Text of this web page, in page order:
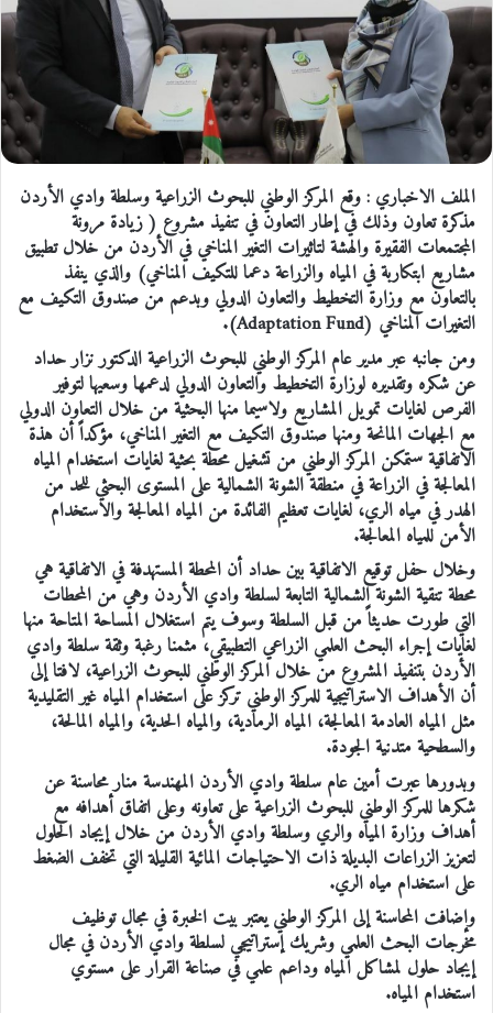
الملف الاخباري : وقع المركز الوطني للبحوث الزراعية وسلطة وادي الأردن
مذكرة تعاون وذلك في إطار التعاون في تنفيذ مشروع ( زيادة مرونة
المجتمعات الفقيرة والهشة لتاثيرات التغير المناخي في الأردن من خلال تطبيق
مشاريع ابتكاربة في المياه والزراعة دعما للتكيف المناخي) والذي ينفذ
بالتعاون مع وزارة التخطيط والتعاون الدولي وبدعم من صندوق التكيف مع
التغيرات المناخي (Adaptation Fund).
ومن جانبه عبر مدير عام المركز الوطني للبحوث الزراعية الدكتور نزار حداد
عن شكره وتقديره لوزارة التخطيط والتعاون الدولي لدعمها وسعيها لتوفير
الفرص لغايات تمويل المشاريع ولاسيما منها البحثية من خلال التعاون الدولي
مع الجهات المانحة ومنها صندوق التكيف مع التغير المناخي، مؤكداً أن هذة
الاتفاقية ستمكن المركز الوطني من تشغيل محطة بحثية لغايات استخدام المياه
المعالجة في الزراعة في منطقة الشونة الشمالية على المستوى البحثي للحد من
الهدر في مياه الري، لغايات تعظيم الفائدة من المياه المعالجة والاستخدام
الأمن للمياه المعالجة.
وخلال حفل توقيع الاتفاقية بين حداد أن المحطة المستهدفة في الاتفاقية هي
محطة تنقية الشونة الشمالية التابعة لسلطة وادي الأردن وهي من المحطات
التي طورت حديثاً من قبل السلطة وسوف يتم استغلال المساحة المتاحة منها
لغايات إجراء البحث العلمي الزراعي التطبيقي، مثمنا رغبة وثقة سلطة وادي
الأردن بتنفيذ المشروع من خلال المركز الوطني للبحوث الزراعية، لافتا إلى
أن الأهداف الاستراتيجية للمركز الوطني تركز على استخدام المياه غير التقليدية
مثل المياه العادمة المعالجة، المياه الرمادية، والمياه الحدية، والمياه المالحة،
والسطحية متدنية الجودة.
وبدورها عبرت أمين عام سلطة وادي الأردن المهندسة منار محاسنة عن
شكرها للمركز الوطني للبحوث الزراعية على تعاونه وعلى اتفاق أهدافه مع
أهداف وزارة المياه والري وسلطة وادي الأردن من خلال إيجاد الحلول
لتعزيز الزراعات البديلة ذات الاحتياجات المائية القليلة التي تخفف الضغط
على استخدام مياه الري.
وإضافت المحاسنة إلى المركز الوطني يعتبر بيت الخبرة في مجال توظيف
مخرجات البحث العلمي وشريك إستراتيجي لسلطة وادي الأردن في مجال
إيجاد حلول لمشاكل المياه وداعم علمي في صناعة القرار على مستوي
استخدام المياه.